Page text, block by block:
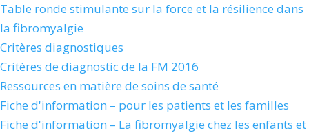
Table ronde stimulante sur la force et la résilience dans
la fibromyalgie
Critères diagnostiques
Critères de diagnostic de la FM 2016
Ressources en matière de soins de santé
Fiche d'information – pour les patients et les familles
Fiche d'information – La fibromyalgie chez les enfants et